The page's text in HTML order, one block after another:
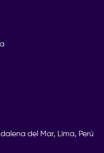
del Mar, Lima, Perú